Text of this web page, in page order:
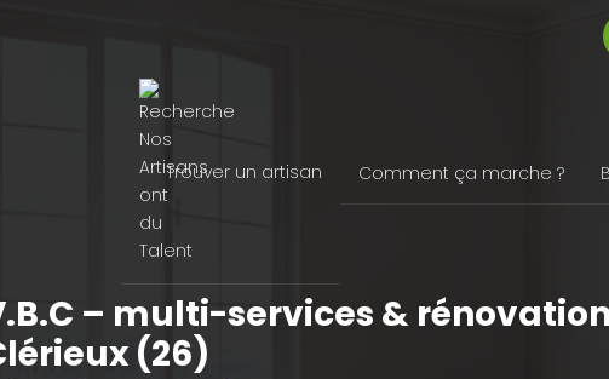
Trouver un artisan Comment ça marche ?
– multi-services &
(26)